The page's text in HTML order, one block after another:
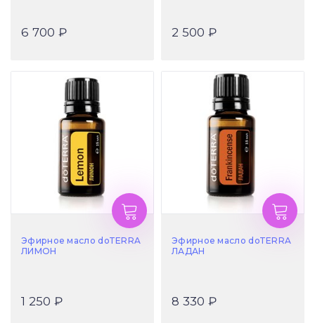
6 700 ₽ 2 500 ₽
Эфирное масло doTERRA
ЛИМОН
1 250 ₽
Эфирное масло doTERRA
ЛАДАН
8 330 ₽